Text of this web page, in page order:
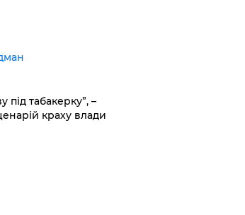
під табакерку”, –
краху влади